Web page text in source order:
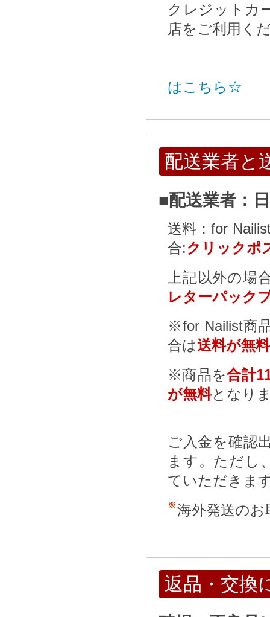
クレジットカ
店をご利用く
はこちら☆
配送業者と
■配送業者：
送料：for
合:クリックポ
上記以外の場
レターパック
※for Nailist商
合は送料が無料
※商品を合計
が無料となり
ご入金を確認
ます。ただし
ていただきま
海外発送の
返品・交換